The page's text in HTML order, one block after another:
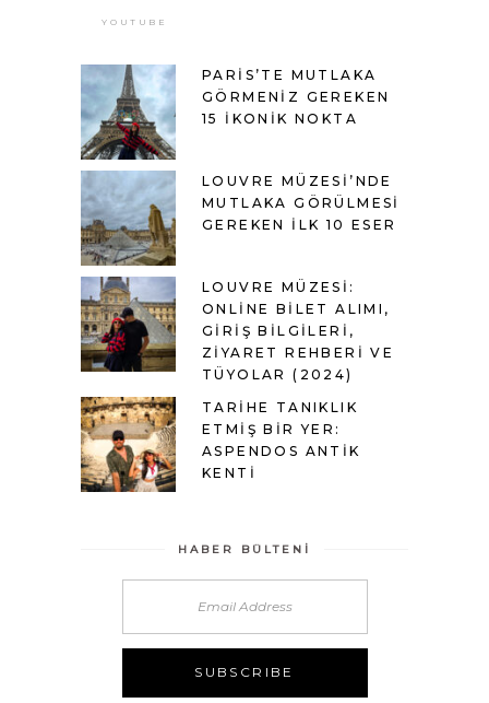
YOUTUBE
PARIS’TE MUTLAKA
GÖRMENIZ GEREKEN
15 İKONIK NOKTA
LOUVRE MÜZESI’NDE
MUTLAKA GÖRÜLMESI
GEREKEN İLK 10 ESER
LOUVRE MÜZESI:
ONLINE BILET ALIMI,
GIRIŞ BILGILERI,
ZIYARET REHBERI VE
TÜYOLAR (2024)
TARIHE TANIKLIK
ETMIŞ BIR YER:
ASPENDOS ANTIK
KENTI
HABER BÜLTENI